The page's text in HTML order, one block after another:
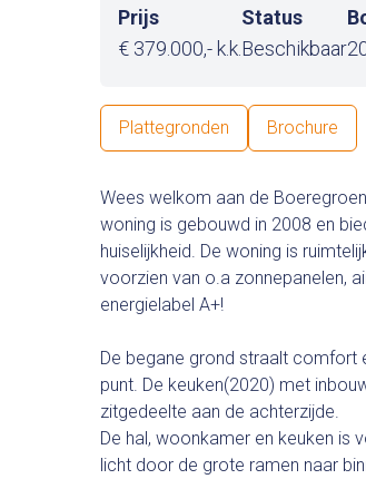
Prijs
€ 379.000,- k.k.
Status
Beschikbaar
Plattegronden Brochure
Wees welkom aan de
woning is gebouwd in 2008 en
huiselijkheid. De woning is
voorzien van o.a zonnepanelen,
energielabel A+!
De begane grond straalt comfort
punt. De keuken(2020) met
zitgedeelte aan de achterzijde.
De hal, woonkamer en keuken is
licht door de grote ramen naar